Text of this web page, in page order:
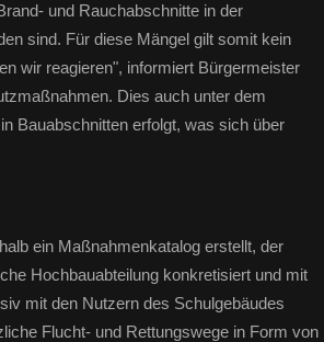
und Rauchabschnitte in der
sind. Für diese Mängel gilt somit kein
wir reagieren", informiert Bürgermeister
Dies auch unter dem
Bauabschnitten erfolgt, was sich über
ein Maßnahmenkatalog erstellt, der
Hochbauabteilung konkretisiert und mit
mit den Nutzern des Schulgebäudes
Flucht- und Rettungswege in Form von